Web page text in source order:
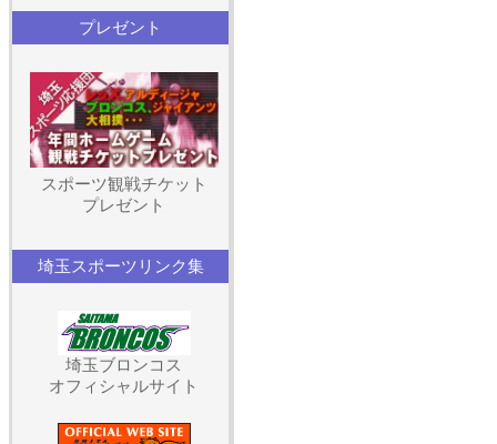
プレゼント
スポーツ観戦チケット
プレゼント
埼玉スポーツリンク集
埼玉ブロンコス
オフィシャルサイト